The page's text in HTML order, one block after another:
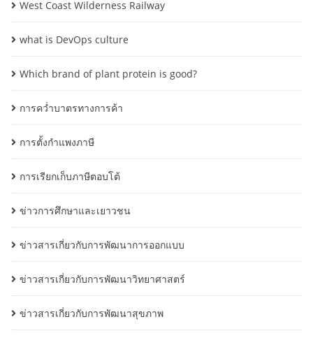
West Coast Wilderness Railway
what is DevOps culture
Which brand of plant protein is good?
การคว่ำบาตรทางการค้า
การตั้งกำแพงภาษี
การเรียกเก็บภาษีตอบโต้
ข่าวการศึกษาและเยาวชน
ข่าวสารเกี่ยวกับการพัฒนาการออกแบบ
ข่าวสารเกี่ยวกับการพัฒนาวิทยาศาสตร์
ข่าวสารเกี่ยวกับการพัฒนาสุขภาพ